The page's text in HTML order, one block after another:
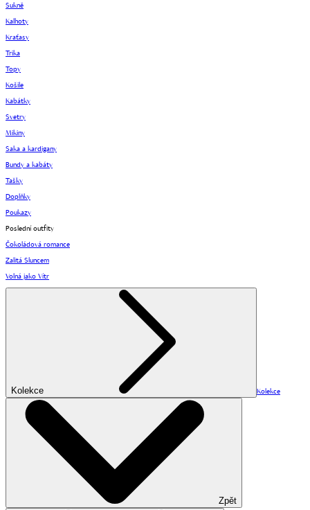
Sukně
Kalhoty
Kraťasy
Trika
Topy
Košile
Kabátky
Svetry
Mikiny
Saka a kardigany
Bundy a kabáty
Tašky
Doplňky
Poukazy
Poslední outfity
Čokoládová romance
Zalitá Sluncem
Volná jako Vítr
Kolekce Kolekce
Zpět